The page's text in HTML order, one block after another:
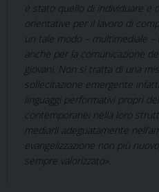
è stato quello di individuare e
orientative per il lavoro di
un tale modo – multimediale
anche per la comunicazione
giovani. Non si tratta di una
sollecitazione emergente
linguaggi performativi propri
contemporanei nella loro
mediarli adeguatamente
evangelizzazione non più
sempre valorizzato».